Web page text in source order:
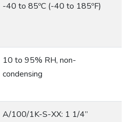
-40 to 85ºC (-40 to 185ºF)
10 to 95% RH, non-
condensing
A/100/1K-S-XX: 1 1/4”